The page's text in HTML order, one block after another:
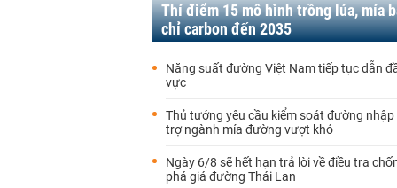
Thí điểm 15 mô hình trồng lúa, mía
chỉ carbon đến 2035
Năng suất đường Việt Nam tiếp tục dẫn
vực
Thủ tướng yêu cầu kiểm soát đường nhập
trợ ngành mía đường vượt khó
Ngày 6/8 sẽ hết hạn trả lời về điều tra
phá giá đường Thái Lan